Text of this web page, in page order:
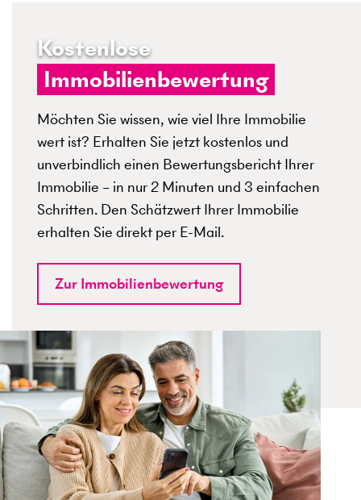
Kostenlose
Immobilienbewertung
Möchten Sie wissen, wie viel Ihre Immobilie
wert ist? Erhalten Sie jetzt kostenlos und
unverbindlich einen Bewertungsbericht Ihrer
Immobilie – in nur 2 Minuten und 3 einfachen
Schritten. Den Schätzwert Ihrer Immobilie
erhalten Sie direkt per E-Mail.
Zur Immobilienbewertung